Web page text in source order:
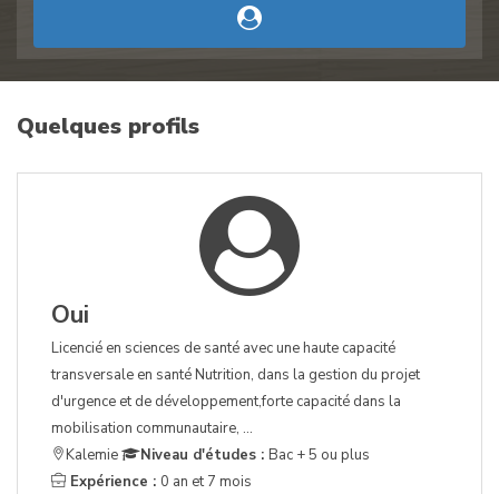
Quelques profils
Oui
Licencié en sciences de santé avec une haute capacité
transversale en santé Nutrition, dans la gestion du projet
d'urgence et de développement,forte capacité dans la
mobilisation communautaire, ...
Kalemie
Niveau d'études : Bac + 5 ou plus
Expérience : 0 an et 7 mois